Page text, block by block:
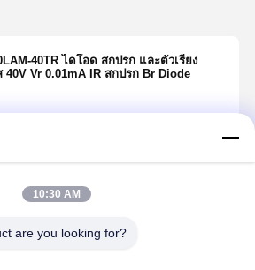
40TR ไดโอด สกปรก และตัวเรียง
40V Vr 0.01mA IR สกปรก Br Diode
10:30 AM
are you looking for?